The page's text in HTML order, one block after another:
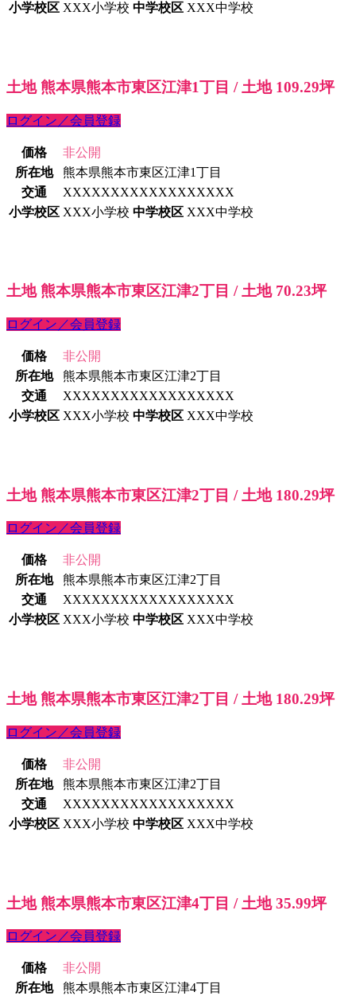
小学校区 XXX小学校 中学校区 XXX中学校
土地 熊本県熊本市東区江津1丁目 / 土地 109.29坪
ログイン／会員登録
価格
非公開
所在地
熊本県熊本市東区江津1丁目
交通
XXXXXXXXXXXXXXXXXX
小学校区 XXX小学校 中学校区 XXX中学校
土地 熊本県熊本市東区江津2丁目 / 土地 70.23坪
ログイン／会員登録
価格
非公開
所在地
熊本県熊本市東区江津2丁目
交通
XXXXXXXXXXXXXXXXXX
小学校区 XXX小学校 中学校区 XXX中学校
土地 熊本県熊本市東区江津2丁目 / 土地 180.29坪
ログイン／会員登録
価格
非公開
所在地
熊本県熊本市東区江津2丁目
交通
XXXXXXXXXXXXXXXXXX
小学校区 XXX小学校 中学校区 XXX中学校
土地 熊本県熊本市東区江津2丁目 / 土地 180.29坪
ログイン／会員登録
価格
非公開
所在地
熊本県熊本市東区江津2丁目
交通
XXXXXXXXXXXXXXXXXX
小学校区 XXX小学校 中学校区 XXX中学校
土地 熊本県熊本市東区江津4丁目 / 土地 35.99坪
ログイン／会員登録
価格
非公開
所在地
熊本県熊本市東区江津4丁目